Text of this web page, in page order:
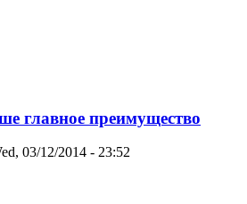
главное преимущество
03/12/2014 - 23:52